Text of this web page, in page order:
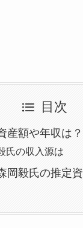
目次
産額や年収は？
氏の収入源は
岡毅氏の推定資